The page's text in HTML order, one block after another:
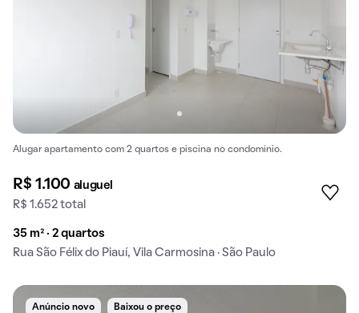
Alugar apartamento com 2 quartos e piscina no condomínio.
R$ 1.100 aluguel
R$ 1.652 total
35 m² · 2 quartos
Rua São Félix do Piauí, Vila Carmosina · São Paulo
Anúncio novo Baixou o preço